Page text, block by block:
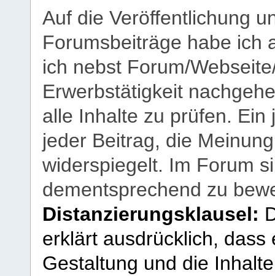
Auf die Veröffentlichung
Forumsbeiträge habe ich
ich nebst Forum/
Erwerbstätigkeit
alle Inhalte zu prüfen.
jeder Beitrag, die
widerspiegelt. Im Forum
dementsprechend zu
Distanzierungsklausel:
erklärt ausdrücklich,
Gestaltung und die